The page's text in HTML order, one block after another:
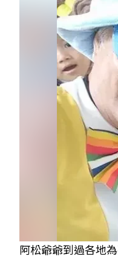
阿松爺爺到過各地